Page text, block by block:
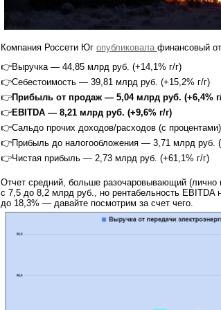
Компания Россети Юг опубликовала финансовый
👉Выручка — 44,85 млрд руб. (+14,1% г/г)
👉Себестоимость — 39,81 млрд руб. (+15,2% г/г)
👉Прибыль от продаж — 5,04 млрд руб. (+6,4%
👉EBITDA — 8,21 млрд руб. (+9,6% г/г)
👉Сальдо прочих доходов/расходов (с
👉Прибыль до налогообложения — 3,71 млрд руб.
👉Чистая прибыль — 2,73 млрд руб. (+61,1% г/г)
Отчет средний, больше разочаровывающий
с 7,5 до 8,2 млрд руб., но рентабельность EBITDA
до 18,3% — давайте посмотрим за счет чего.